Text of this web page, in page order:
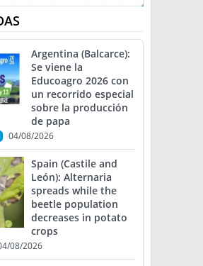
Argentina (Balcarce):
Se viene la
Educoagro 2026 con
un recorrido especial
sobre la producción
de papa
04/08/2026
Spain (Castile and
León): Alternaria
spreads while the
beetle population
decreases in potato
crops
08/2026